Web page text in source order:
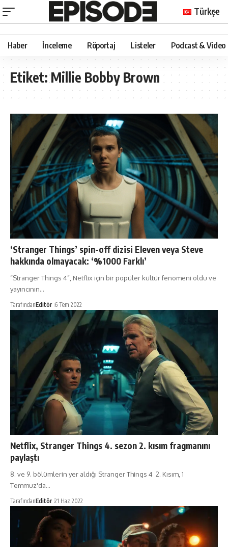
Türkçe
Haber İnceleme Röportaj Listeler Podcast & Video
Etiket:Millie Bobby Brown
‘Stranger Things’ spin-off dizisi Eleven veya Steve
hakkında olmayacak: ‘%1000 Farklı’
“Stranger Things 4”, Netflix için bir popüler kültür fenomeni oldu ve
yayıncının…
TarafındanEditör 6 Tem 2022
Netflix, Stranger Things 4. sezon 2. kısım fragmanını
paylaştı
8. ve 9. bölümlerin yer aldığı Stranger Things 4 2. Kısım, 1
Temmuz'da…
TarafındanEditör 21 Haz 2022